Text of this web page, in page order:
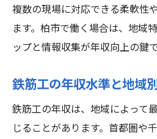
複数の現場に対応できる柔軟性
ます。柏市で働く場合は、地域
ップと情報収集が年収向上の鍵で
鉄筋工の年収水準と地域
鉄筋工の年収は、地域によって
じることがあります。首都圏や